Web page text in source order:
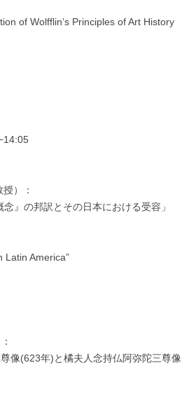
of Wolfflin’s Principles of Art History
）：
の邦訳とその日本における受容」
America”
(623年)と橘夫人念持仏阿弥陀三尊像